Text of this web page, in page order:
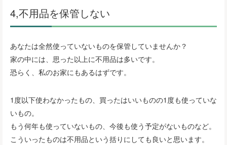
4,不用品を保管しない
あなたは全然使っていないものを保管していませんか？
家の中には、思った以上に不用品は多いです。
恐らく、私のお家にもあるはずです。
1度以下使わなかったもの、買ったはいいものの1度も使っていな
いもの。
もう何年も使っていないもの、今後も使う予定がないものなど。
こういったものは不用品という括りにしても良いと思います。